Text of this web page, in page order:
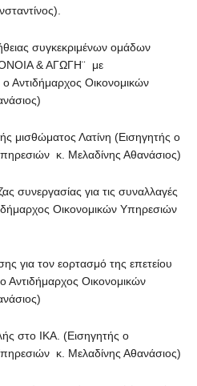
συγκεκριμένων ομάδων
& ΑΓΩΓΗ¨ με
Αντιδήμαρχος Οικονομικών
Λατίνη (Εισηγητής ο
κ. Μελαδίνης Αθανάσιος)
για τις συναλλαγές
Οικονομικών Υπηρεσιών
τον εορτασμό της επετείου
Αντιδήμαρχος Οικονομικών
στο ΙΚΑ. (Εισηγητής ο
κ. Μελαδίνης Αθανάσιος)